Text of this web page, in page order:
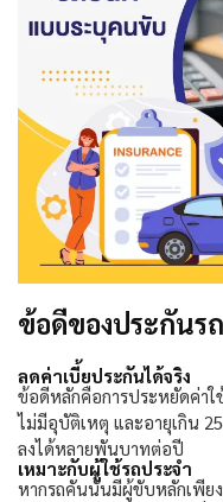
ข้อดีของประกัน
ลดค่าเบี้ยประกันได้จริง
ข้อดีหลักคือการประหยัดค่าใ
ไม่มีอุบัติเหตุ และอายุเกิน 25
ลงได้หลายพันบาทต่อปี
เหมาะกับผู้ใช้รถประจำ
หากรถคันนั้นมีผู้ขับหลักเพีย